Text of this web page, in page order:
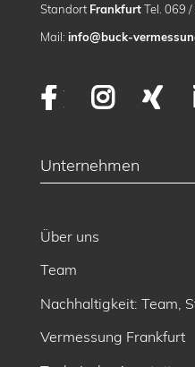
Standort FrankfurtTel. 069
Mail: info@buck-
Facebook
Unternehmen
Über uns
Team
Nachhaltigkeit: Team,
Vermessung Frankfurt